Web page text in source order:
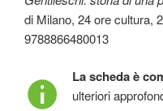
di Milano, 24 ore cultura,
9788866480013
La scheda è
ulteriori